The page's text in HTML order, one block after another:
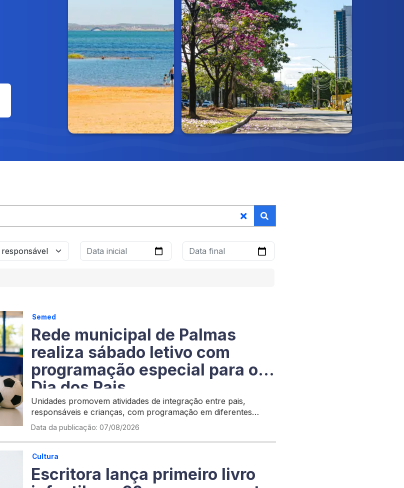
Semed
Rede municipal de Palmas
realiza sábado letivo com
programação especial para o
Dia dos Pais
Unidades promovem atividades de integração entre pais,
responsáveis e crianças, com programação em diferentes
espaços da Capital
Data da publicação: 07/08/2026
Cultura
Escritora lança primeiro livro